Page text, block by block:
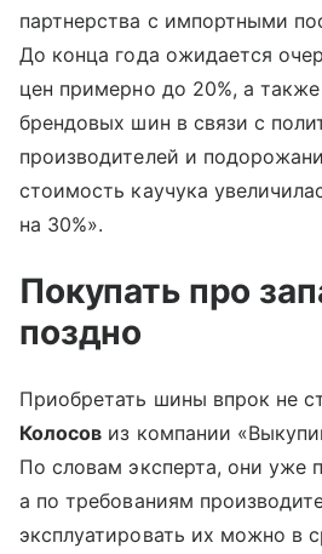
партнерства с импортными
До конца года ожидается
цен примерно до 20%, а
брендовых шин в связи с
производителей и
стоимость каучука
на 30%».
Покупать про
поздно
Приобретать шины впрок не
Колосов из компании
По словам эксперта, они уже
а по требованиям
эксплуатировать их можно в